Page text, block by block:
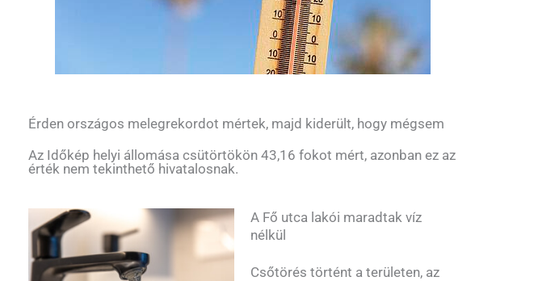
Érden országos melegrekordot mértek, majd kiderült, hogy mégsem
Az Időkép helyi állomása csütörtökön 43,16 fokot mért, azonban ez az
érték nem tekinthető hivatalosnak.
A Fő utca lakói maradtak víz
nélkül
Csőtörés történt a területen, az